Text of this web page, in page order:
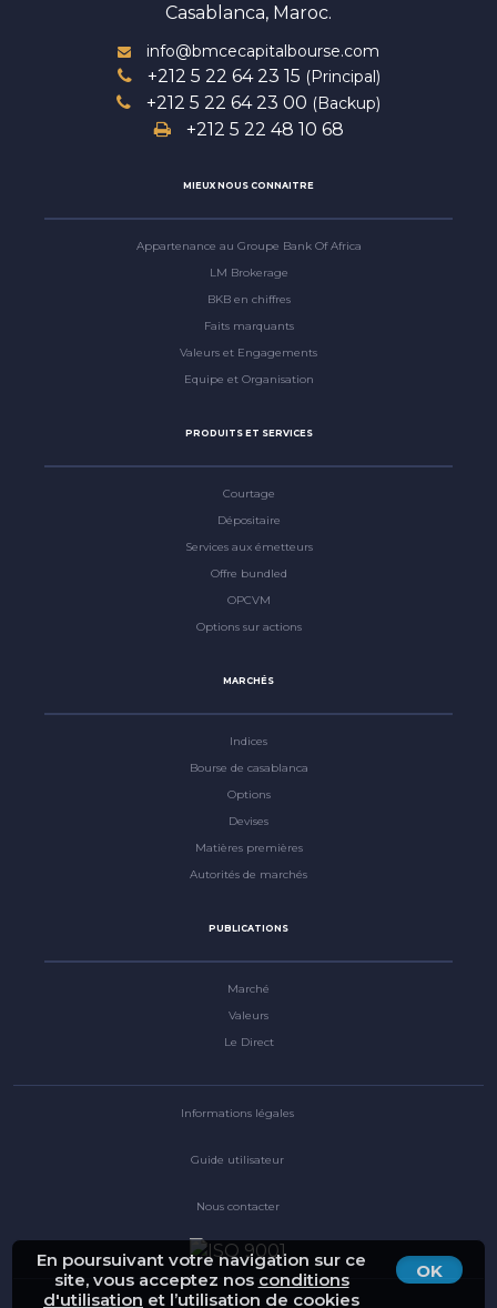
OK
En poursuivant votre navigation sur ce
site, vous acceptez nos conditions
d'utilisation et l’utilisation de cookies
Casablanca, Maroc.
info@bmcecapitalbourse.com
+212 5 22 64 23 15 (Principal)
+212 5 22 64 23 00 (Backup)
+212 5 22 48 10 68
MIEUX NOUS CONNAITRE
Appartenance au Groupe Bank Of Africa
LM Brokerage
BKB en chiffres
Faits marquants
Valeurs et Engagements
Equipe et Organisation
PRODUITS ET SERVICES
Courtage
Dépositaire
Services aux émetteurs
Offre bundled
OPCVM
Options sur actions
MARCHÉS
Indices
Bourse de casablanca
Options
Devises
Matières premières
Autorités de marchés
PUBLICATIONS
Marché
Valeurs
Le Direct
Informations légales
Guide utilisateur
Nous contacter